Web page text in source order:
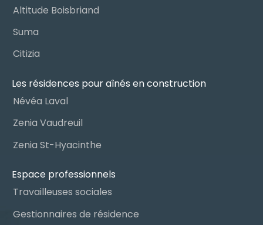
Altitude Boisbriand
Suma
Citizia
Les résidences pour aînés en construction
Névéa Laval
Zenia Vaudreuil
Zenia St-Hyacinthe
Espace professionnels
Travailleuses sociales
Gestionnaires de résidence